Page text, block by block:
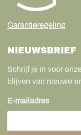
Garantieregeling
NIEUWSBRIEF
Schrijf je in voor
blijven van nieuwe
E-mailadres